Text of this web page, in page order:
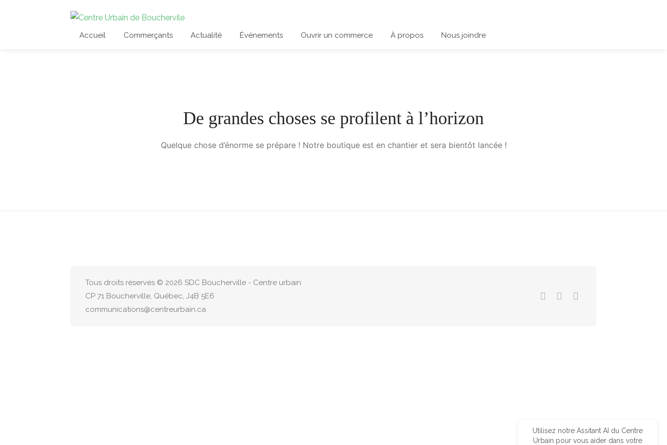
Accueil Commerçants Actualité Événements Ouvrir un commerce À propos Nous joindre
De grandes choses se profilent à l’horizon
Quelque chose d’énorme se prépare ! Notre boutique est en chantier et sera bientôt lancée !
Tous droits réservés © 2026 SDC Boucherville - Centre urbain
CP 71 Boucherville, Québec, J4B 5E6
communications@centreurbain.ca
Utilisez notre Assitant AI du Centre
Urbain pour vous aider dans votre